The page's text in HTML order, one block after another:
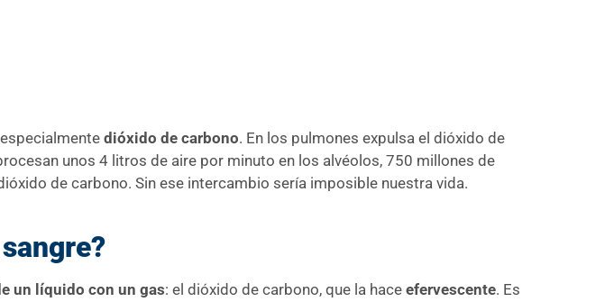
especialmentedióxido de carbono. En los pulmones expulsa el dióxido de
unos 4 litros de aire por minuto en los alvéolos, 750 millones de
de carbono. Sin ese intercambio sería imposible nuestra vida.
un líquido con un gas: el dióxido de carbono, que la hace efervescente. Es